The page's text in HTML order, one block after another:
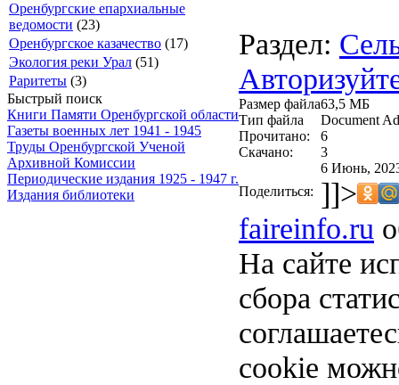
Оренбургские епархиальные
ведомости (23)
Оренбургское казачество (17)
Экология реки Урал (51)
Раритеты (3)
Быстрый поиск
Книги Памяти Оренбургской области
Газеты военных лет 1941 - 1945
Труды Оренбургской Ученой
Архивной Комиссии
Периодические издания 1925 - 1947 г.
Издания библиотеки
Раздел:
Размер файла63,5 МБ
Тип файла
Document
Прочитано:
6
Скачано:
3
6 Июнь,
Поделиться: ]]>
faireinfo.ru
На сайте
сбора
cookie